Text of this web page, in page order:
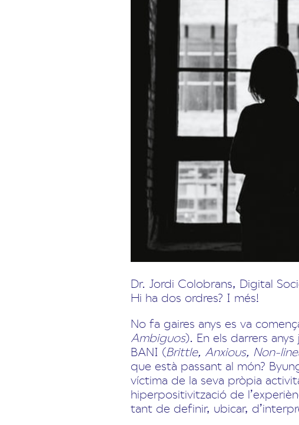
Dr. Jordi Colobrans, Digital
Hi ha dos ordres? I més!
No fa gaires anys es va
Ambiguos). En els darrers
BANI (Brittle, Anxious, Non-
que està passant al món?
víctima de la seva pròpia
hiperpositivització de
tant de definir, ubicar,